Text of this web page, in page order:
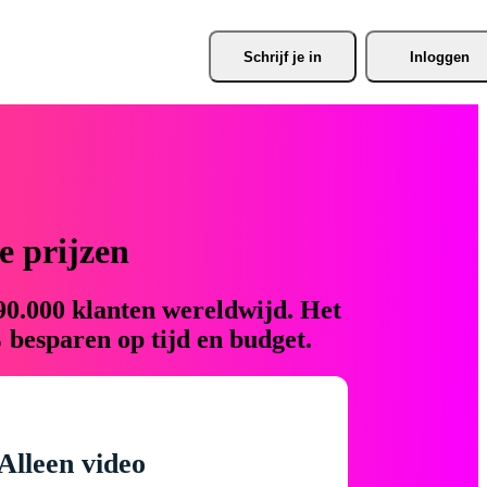
Schrijf je in Inloggen
prijzen
klanten wereldwijd. Het
op tijd en budget.
video